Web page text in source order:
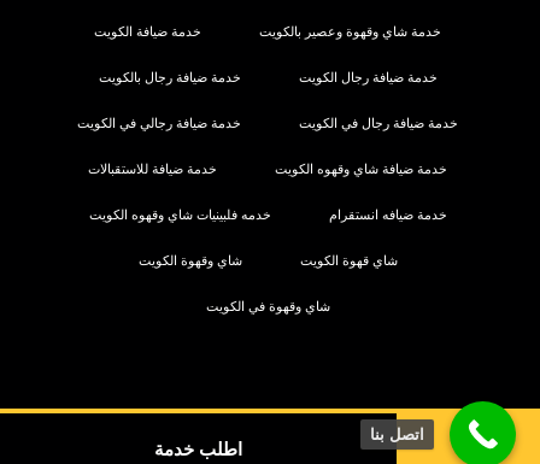
خدمة شاي وقهوة وعصير بالكويت خدمة ضيافة الكويت
خدمة ضيافة رجال الكويت خدمة ضيافة رجال بالكويت
خدمة ضيافة رجال في الكويت خدمة ضيافة رجالي في الكويت
خدمة ضيافة شاي وقهوه الكويت خدمة ضيافة للاستقبالات
خدمة ضيافه انستقرام خدمه فلبينيات شاي وقهوه الكويت
شاي قهوة الكويت شاي وقهوة الكويت
شاي وقهوة في الكويت
© حقوق النشر 2026. كل الحقوق محفوظة. اطلب خدمة
اتصل بنا